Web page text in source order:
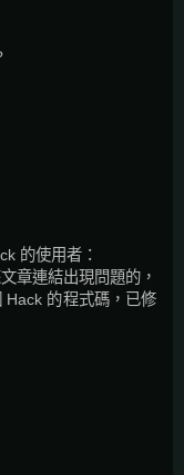
的使用者：
章連結出現問題的，
Hack 的程式碼，已修